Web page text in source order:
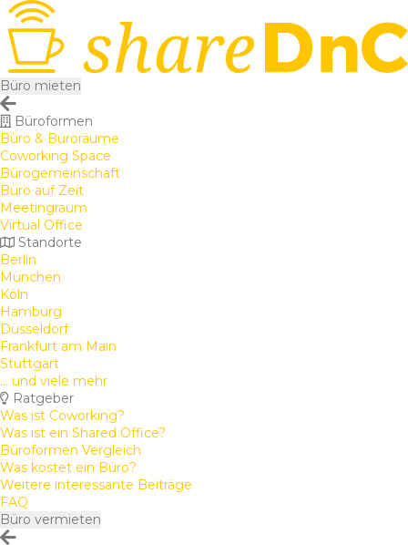
Büro mieten
Büroformen
Büro & Büroräume
Coworking Space
Bürogemeinschaft
Büro auf Zeit
Meetingraum
Virtual Office
Standorte
Berlin
München
Köln
Hamburg
Düsseldorf
Frankfurt am Main
Stuttgart
... und viele mehr
Ratgeber
Was ist Coworking?
Was ist ein Shared Office?
Büroformen Vergleich
Was kostet ein Büro?
Weitere interessante Beiträge
FAQ
Büro vermieten